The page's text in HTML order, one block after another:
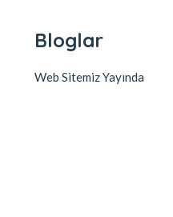
Bloglar
Web Sitemiz Yayında